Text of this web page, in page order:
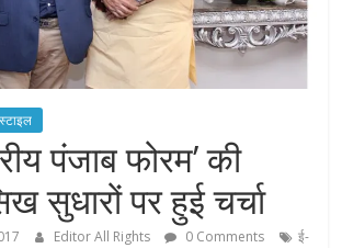
पंजाब फोरम’ की
सुधारों पर हुई चर्चा
Editor All Rights 0 Comments
ई-